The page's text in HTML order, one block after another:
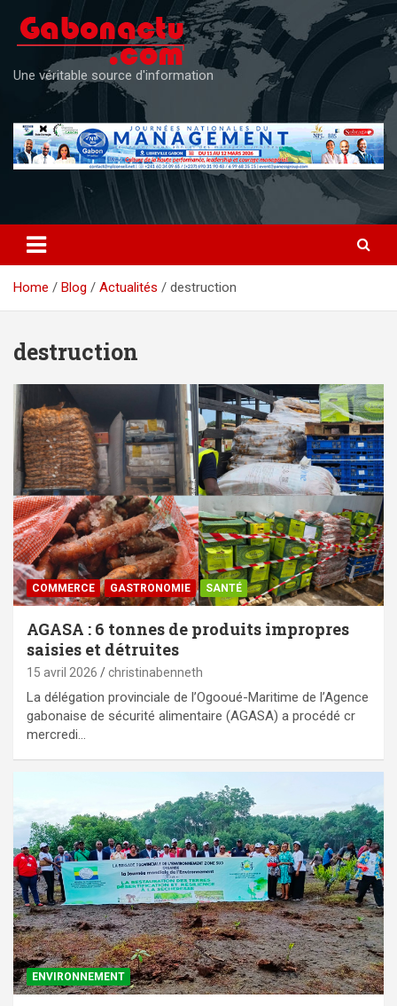
content
Une véritable source d'information
Home Blog Actualités destruction
destruction
COMMERCE GASTRONOMIE SANTÉ
AGASA : 6 tonnes de produits impropres
saisies et détruites
15 avril 2026 christinabenneth
La délégation provinciale de l’Ogooué-Maritime de l’Agence
gabonaise de sécurité alimentaire (AGASA) a procédé cr
mercredi…
ENVIRONNEMENT